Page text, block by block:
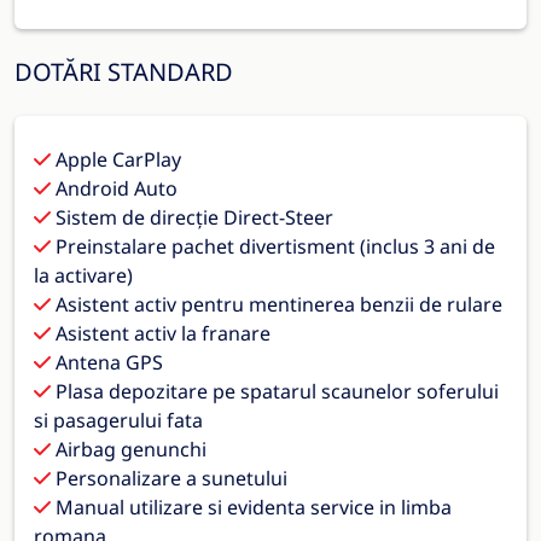
DOTĂRI STANDARD
Apple CarPlay
Android Auto
Sistem de direcție Direct-Steer
Preinstalare pachet divertisment (inclus 3 ani de
la activare)
Asistent activ pentru mentinerea benzii de rulare
Asistent activ la franare
Antena GPS
Plasa depozitare pe spatarul scaunelor soferului
si pasagerului fata
Airbag genunchi
Personalizare a sunetului
Manual utilizare si evidenta service in limba